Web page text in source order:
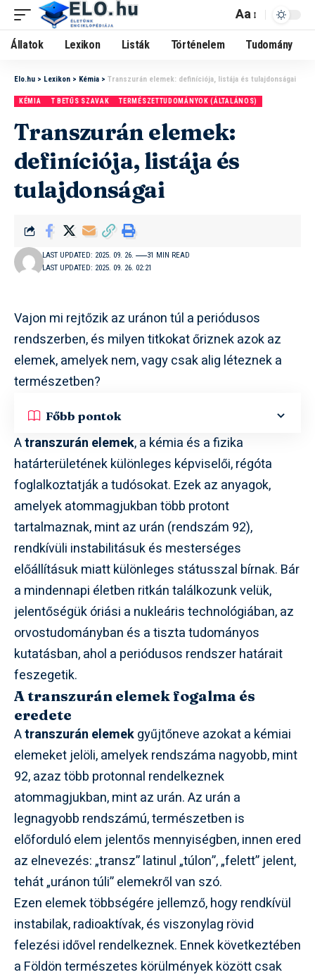
Aa
Állatok Lexikon Listák Történelem Tudomány
Elo.hu > Lexikon > Kémia > Transzurán elemek: definíciója, listája és tulajdonságai
KÉMIA T BETŰS SZAVAK TERMÉSZETTUDOMÁNYOK (ÁLTALÁNOS)
Transzurán elemek:
definíciója, listája és
tulajdonságai
LAST UPDATED: 2025. 09. 26. 02:21
LAST UPDATED: 2025. 09. 26. 31 MIN READ
Vajon mi rejtőzik az uránon túl a periódusos
rendszerben, és milyen titkokat őriznek azok az
elemek, amelyek nem, vagy csak alig léteznek a
természetben?
Főbb pontok
Atranszurán elemek, a kémia és a fizika
határterületének különleges képviselői, régóta
foglalkoztatják a tudósokat. Ezek az anyagok,
amelyek atommagjukban több protont
tartalmaznak, mint az urán (rendszám 92),
rendkívüli instabilitásuk és mesterséges
előállításuk miatt különleges státusszal bírnak. Bár
a mindennapi életben ritkán találkozunk velük,
jelentőségük óriási a nukleáris technológiában, az
orvostudományban és a tiszta tudományos
kutatásban, ahol a periódusos rendszer határait
feszegetik.
A transzurán elemek fogalma és
eredete
Atranszurán elemekgyűjtőneve azokat a kémiai
elemeket jelöli, amelyek rendszáma nagyobb, mint
92, azaz több protonnal rendelkeznek
atommagjukban, mint az urán. Az urán a
legnagyobb rendszámú, természetben is
előforduló elem jelentős mennyiségben, innen ered
az elnevezés: „transz” latinul „túlon”, „felett” jelent,
tehát „uránon túli” elemekről van szó.
Ezen elemek többségére jellemző, hogy rendkívül
instabilak, radioaktívak, és viszonylag rövid
felezési idővel rendelkeznek. Ennek következtében
a Földön természetes körülmények között csak